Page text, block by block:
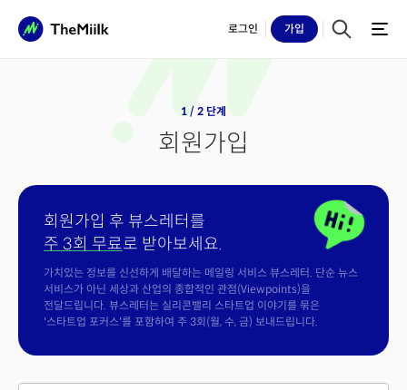
로그인 가입
1 / 2 단계
회원가입
회원가입 후 뷰스레터를
주 3회 무료로 받아보세요.
가치있는 정보를 신선하게 배달하는 메일링 서비스 뷰스레터. 단순 뉴스
서비스가 아닌 세상과 산업의 종합적인 관점(Viewpoints)을
전달드립니다. 뷰스레터는 실리콘밸리 스타트업 이야기를 묶은
'스타트업 포커스'를 포함하여 주 3회(월, 수, 금) 보내드립니다.